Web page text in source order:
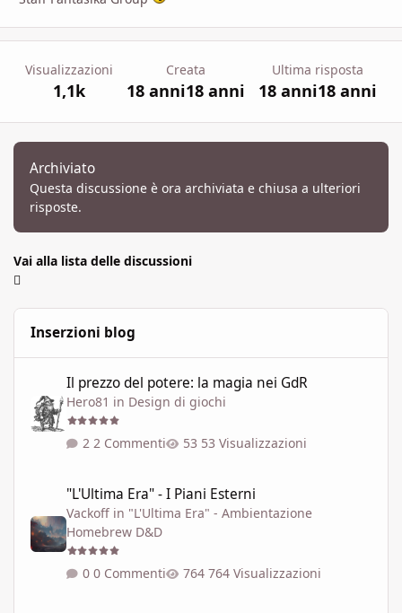
Visualizzazioni
1,1k
Creata
18 anni18 anni
Ultima risposta
18 anni18 anni
Archiviato
Questa discussione è ora archiviata e chiusa a ulteriori
risposte.
Vai alla lista delle discussioni
Inserzioni blog
Il prezzo del potere: la magia nei GdR
Hero81 in Design di giochi
2 Commenti 53 Visualizzazioni
"L'Ultima Era" - I Piani Esterni
Vackoff in "L'Ultima Era" - Ambientazione
Homebrew D&D
0 Commenti 764 Visualizzazioni